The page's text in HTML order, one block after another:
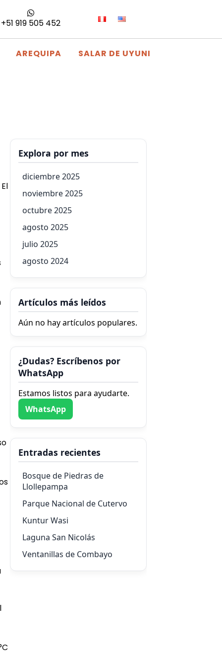
+51 919 505 452
AREQUIPA SALAR DE UYUNI
Explora por mes
diciembre 2025
noviembre 2025
octubre 2025
agosto 2025
julio 2025
agosto 2024
Artículos más leídos
Aún no hay artículos populares.
¿Dudas? Escríbenos por
WhatsApp
Estamos listos para ayudarte.
WhatsApp
Entradas recientes
Bosque de Piedras de
Llollepampa
Parque Nacional de Cutervo
Kuntur Wasi
Laguna San Nicolás
Ventanillas de Combayo